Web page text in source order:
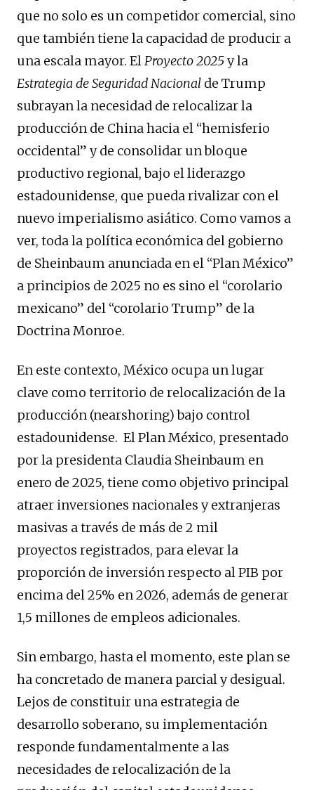
que no solo es un competidor comercial, sino
que también tiene la capacidad de producir a
una escala mayor. ElProyecto 2025y la
Estrategia de Seguridad Nacional de Trump
subrayan la necesidad de relocalizar la
producción de China hacia el “hemisferio
occidental” y de consolidar un bloque
productivo regional, bajo el liderazgo
estadounidense, que pueda rivalizar con el
nuevo imperialismo asiático. Como vamos a
ver, toda la política económica del gobierno
de Sheinbaum anunciada en el “Plan México”
a principios de 2025 no es sino el “corolario
mexicano” del “corolario Trump” de la
Doctrina Monroe.
En este contexto, México ocupa un lugar
clave como territorio de relocalización de la
producción (nearshoring) bajo control
estadounidense. El Plan México, presentado
por la presidenta Claudia Sheinbaum en
enero de 2025, tiene como objetivo principal
atraer inversiones nacionales y extranjeras
masivas a través de más de 2 mil
proyectos registrados, para elevar la
proporción de inversión respecto al PIB por
encima del 25% en 2026, además de generar
1,5 millones de empleos adicionales.
Sin embargo, hasta el momento, este plan se
ha concretado de manera parcial y desigual.
Lejos de constituir una estrategia de
desarrollo soberano, su implementación
responde fundamentalmente a las
necesidades de relocalización de la